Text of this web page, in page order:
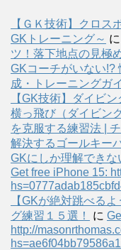
【ＧＫ技術】クロス
GKトレーニング～ に
ツ！落下地点の見極
GKコーチがいない!?
成・トレーニングガ
【GK技術】ダイビ
横っ飛び（ダイビン
を克服する練習法 |
解決するゴールキー
GKにしか理解でき
Get free iPhone 15:
【GKが絶対跳べる
グ練習１５選！
に
http://